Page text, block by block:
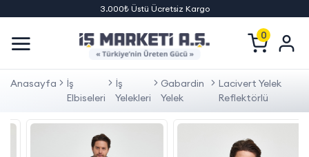
3.000₺ Üstü Ücretsiz Kargo
0
Anasayfa
İş
Elbiseleri
İş
Yelekleri
Gabardin
Yelek
Lacivert Yelek
Reflektörlü